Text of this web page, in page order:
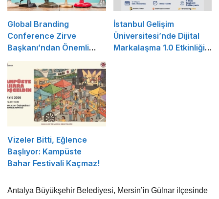
Global Branding
Conference Zirve
Başkanı’ndan Önemli
Açıklama
İstanbul Gelişim
Üniversitesi’nde Dijital
Markalaşma 1.0 Etkinliği
Vizeler Bitti, Eğlence
Başlıyor: Kampüste
Bahar Festivali Kaçmaz!
Antalya Büyükşehir Belediyesi, Mersin’in Gülnar ilçesinde